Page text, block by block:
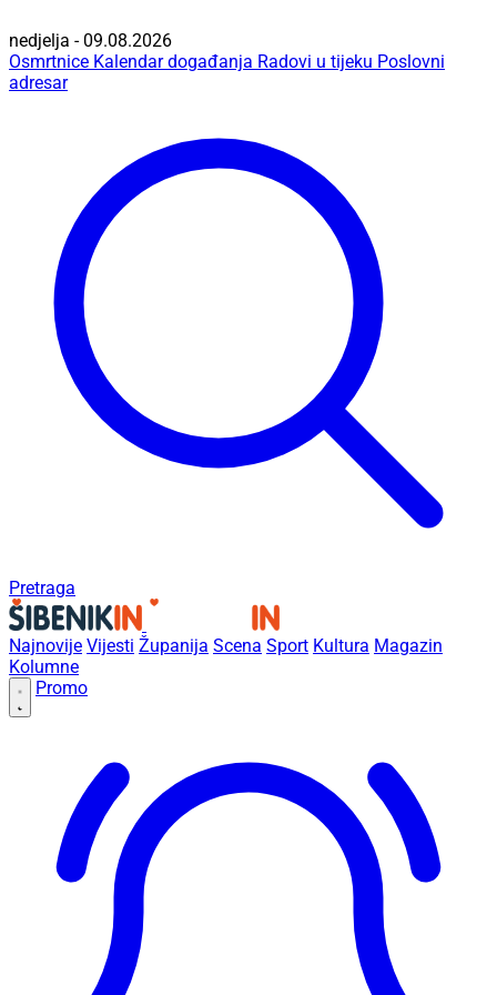
nedjelja - 09.08.2026
Osmrtnice Kalendar događanja Radovi u tijeku Poslovni
adresar
Pretraga
Najnovije Vijesti Županija Scena Sport Kultura Magazin
Kolumne
Promo